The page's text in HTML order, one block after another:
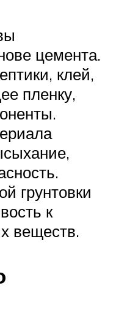
цемента.
клей,
пленку,
грунтовки
к
веществ.